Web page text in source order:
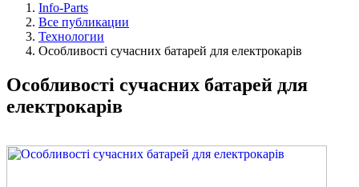
Info-Parts
Все публикации
Технологии
Особливості сучасних батарей для електрокарів
Особливості сучасних батарей для
електрокарів